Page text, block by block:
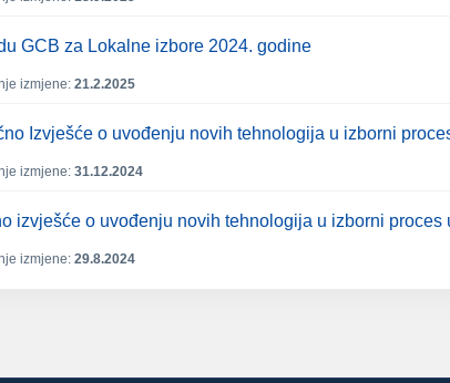
GCB za Lokalne izbore 2024. godine
izmjene: 21.2.2025
Izvješće o uvođenju novih tehnologija u izborni
izmjene: 31.12.2024
izvješće o uvođenju novih tehnologija u izborni proces
izmjene: 29.8.2024